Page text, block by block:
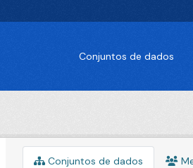
Conjuntos de dados
Conjuntos de dados